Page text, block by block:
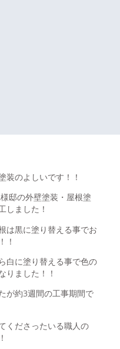
装のよしいです！！
邸の外壁塗装・屋根塗
しました！
は黒に塗り替える事でお
！
白に塗り替える事で色の
りました！！
が約3週間の工事期間で
くださったいる職人の